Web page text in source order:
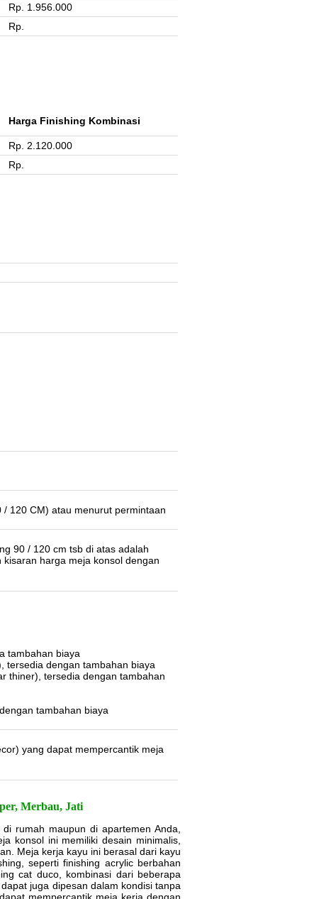
Rp. 1.956.000
Rp.
Harga Finishing Kombinasi
Rp. 2.120.000
Rp.
120 CM) atau menurut permintaan
90 / 120 cm tsb di atas adalah
harga meja konsol dengan
tambahan biaya
tersedia dengan tambahan biaya
thiner), tersedia dengan tambahan
tambahan biaya
yang dapat mempercantik meja
Merbau, Jati
rumah maupun di apartemen Anda,
konsol ini memiliki desain minimalis,
Meja kerja kayu ini berasal dari kayu
seperti finishing acrylic berbahan
cat duco, kombinasi dari beberapa
juga dipesan dalam kondisi tanpa
mempercantik meja kerja dengan